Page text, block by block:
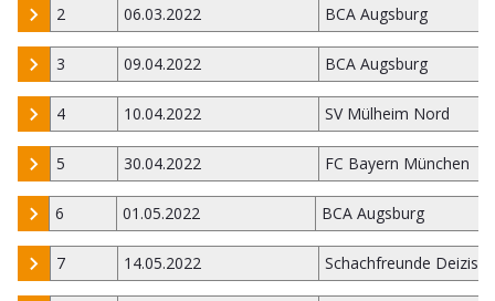
2 06.03.2022 BCA Augsburg
3 09.04.2022 BCA Augsburg
4 10.04.2022 SV Mülheim Nord
5 30.04.2022 FC Bayern München
6 01.05.2022 BCA Augsburg
7 14.05.2022 Schachfreunde